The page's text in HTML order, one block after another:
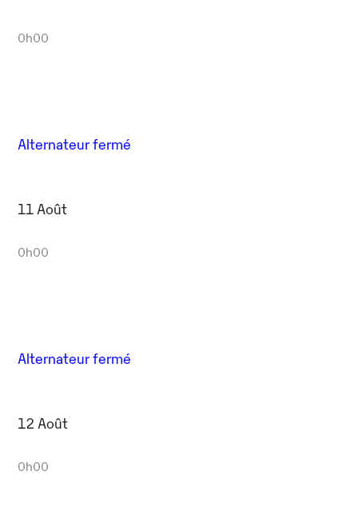
0h00
Alternateur fermé
11 Août
0h00
Alternateur fermé
12 Août
0h00